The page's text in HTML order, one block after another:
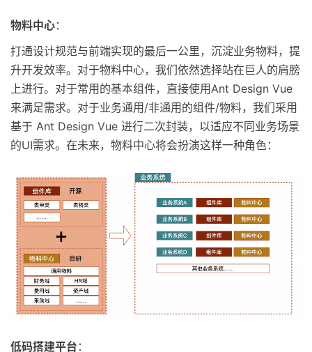
物料中心：
打通设计规范与前端实现的最后一公里，沉淀业务物料，提
升开发效率。对于物料中心，我们依然选择站在巨人的肩膀
上进行。对于常用的基本组件，直接使用Ant Design Vue
来满足需求。对于业务通用/非通用的组件/物料，我们采用
基于 Ant Design Vue 进行二次封装，以适应不同业务场景
的UI需求。在未来，物料中心将会扮演这样一种角色：
低码搭建平台 ：